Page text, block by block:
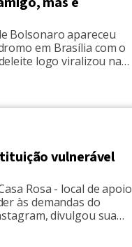
Bolsonaro apareceu
em Brasília com o
logo viralizou nas
vulnerável
Rosa - local de apoio
às demandas do
divulgou sua